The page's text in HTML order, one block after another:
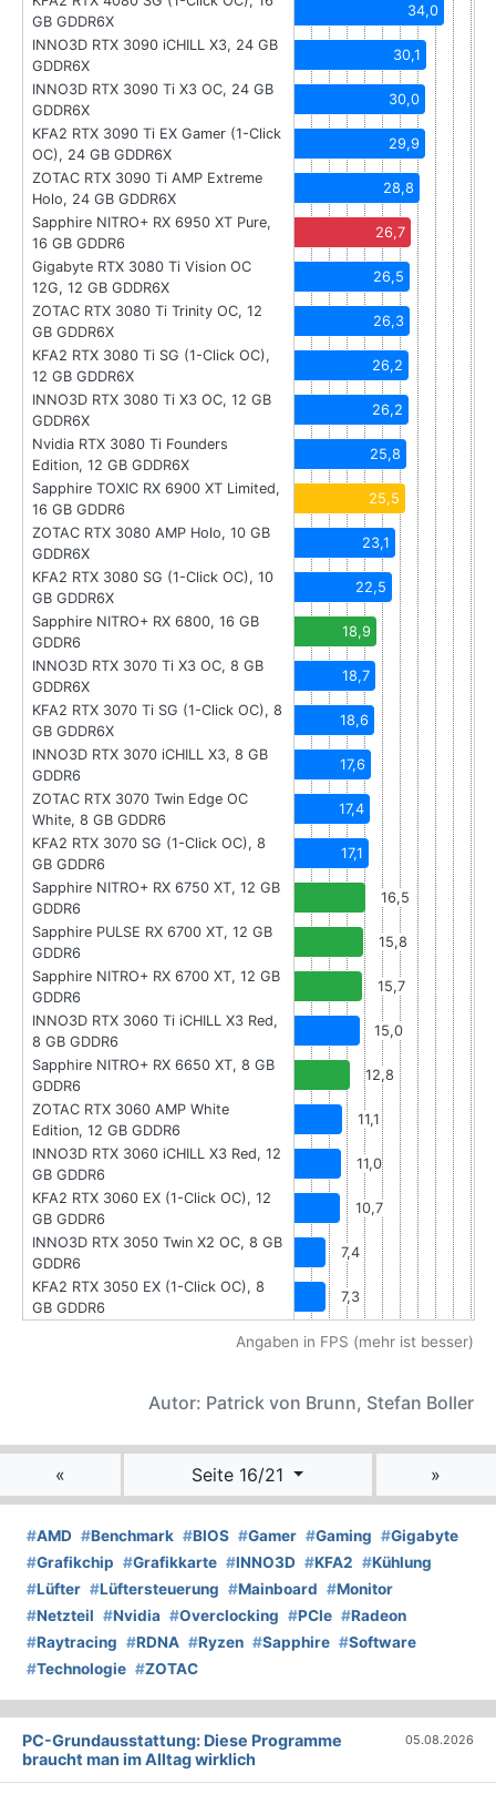
GB GDDR6X
34,0
INNO3D RTX 3090 iCHILL X3, 24 GB
GDDR6X
30,1
INNO3D RTX 3090 Ti X3 OC, 24 GB
GDDR6X
30,0
KFA2 RTX 3090 Ti EX Gamer (1-Click
OC), 24 GB GDDR6X
29,9
ZOTAC RTX 3090 Ti AMP Extreme
Holo, 24 GB GDDR6X
28,8
Sapphire NITRO+ RX 6950 XT Pure,
16 GB GDDR6
26,7
Gigabyte RTX 3080 Ti Vision OC
12G, 12 GB GDDR6X
26,5
ZOTAC RTX 3080 Ti Trinity OC, 12
GB GDDR6X
26,3
KFA2 RTX 3080 Ti SG (1-Click OC),
12 GB GDDR6X
26,2
INNO3D RTX 3080 Ti X3 OC, 12 GB
GDDR6X
26,2
Nvidia RTX 3080 Ti Founders
Edition, 12 GB GDDR6X
25,8
Sapphire TOXIC RX 6900 XT Limited,
16 GB GDDR6
25,5
ZOTAC RTX 3080 AMP Holo, 10 GB
GDDR6X
23,1
KFA2 RTX 3080 SG (1-Click OC), 10
GB GDDR6X
22,5
Sapphire NITRO+ RX 6800, 16 GB
GDDR6
18,9
INNO3D RTX 3070 Ti X3 OC, 8 GB
GDDR6X
18,7
KFA2 RTX 3070 Ti SG (1-Click OC), 8
GB GDDR6X
18,6
INNO3D RTX 3070 iCHILL X3, 8 GB
GDDR6
17,6
ZOTAC RTX 3070 Twin Edge OC
White, 8 GB GDDR6
17,4
KFA2 RTX 3070 SG (1-Click OC), 8
GB GDDR6
17,1
Sapphire NITRO+ RX 6750 XT, 12 GB
GDDR6
16,5
Sapphire PULSE RX 6700 XT, 12 GB
GDDR6
15,8
Sapphire NITRO+ RX 6700 XT, 12 GB
GDDR6
15,7
INNO3D RTX 3060 Ti iCHILL X3 Red,
8 GB GDDR6
15,0
Sapphire NITRO+ RX 6650 XT, 8 GB
GDDR6
12,8
ZOTAC RTX 3060 AMP White
Edition, 12 GB GDDR6
11,1
INNO3D RTX 3060 iCHILL X3 Red, 12
GB GDDR6
11,0
KFA2 RTX 3060 EX (1-Click OC), 12
GB GDDR6
10,7
INNO3D RTX 3050 Twin X2 OC, 8 GB
GDDR6
7,4
KFA2 RTX 3050 EX (1-Click OC), 8
GB GDDR6
7,3
Angaben in FPS (mehr ist besser)
Autor: Patrick von Brunn, Stefan Boller
« Seite 16/21 »
#AMD #Benchmark #BIOS #Gamer #Gaming #Gigabyte
#Grafikchip #Grafikkarte #INNO3D #KFA2 #Kühlung
#Lüfter #Lüftersteuerung #Mainboard #Monitor
#Netzteil #Nvidia #Overclocking #PCIe #Radeon
#Raytracing #RDNA #Ryzen #Sapphire #Software
#Technologie #ZOTAC
PC-Grundausstattung: Diese Programme
braucht man im Alltag wirklich
05.08.2026